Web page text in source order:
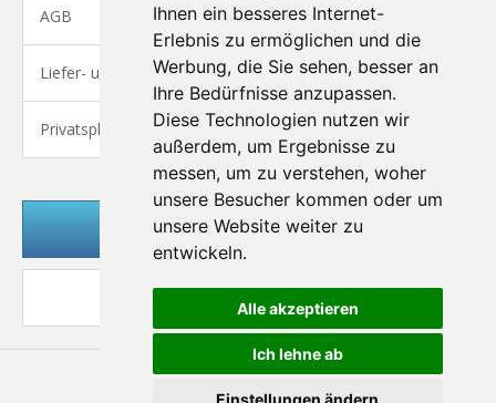
Ihnen ein besseres Internet-
Erlebnis zu ermöglichen und die
Werbung, die Sie sehen, besser an
Ihre Bedürfnisse anzupassen.
Diese Technologien nutzen wir
außerdem, um Ergebnisse zu
messen, um zu verstehen, woher
unsere Besucher kommen oder um
unsere Website weiter zu
entwickeln.
Alle akzeptieren
Ich lehne ab
Einstellungen ändern
AGB
Liefer- und Versandkosten
Privatsphäre und Datenschutz
Kundenlogin
Desktop Ansicht